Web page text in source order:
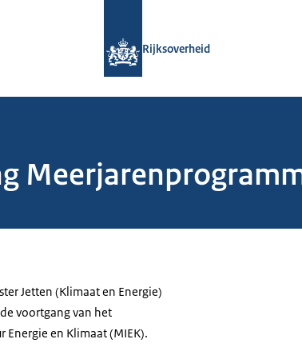
Rijksoverheid
Jetten (Klimaat en Energie)
voortgang van het
en Klimaat (MIEK).